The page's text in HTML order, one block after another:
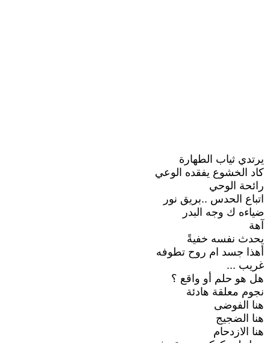
يرتدي ثياب الطهارة
كاد الخشوع يفقده الوعي
رائحة الوحي
اتباع الحدس ..بريق نور
ضياءه ك وجه البدر
آهة
يحدث نفسه خفيةً
أهذا جسد ام روح تطوفه
غريب ...
هل هو حلم أو واقع ؟
نجوم معلقة هادئة
هنا الفوضى
هنا الضجيج
هنا الازدحام